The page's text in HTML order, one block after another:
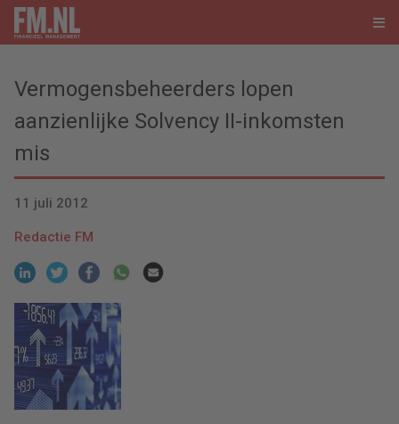
Vermogensbeheerders lopen
aanzienlijke Solvency II-inkomsten
mis
11 juli 2012
Redactie FM